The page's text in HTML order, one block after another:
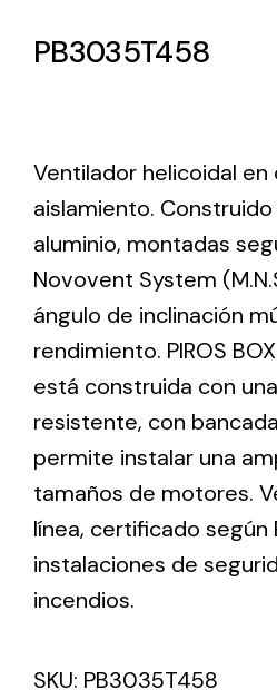
Amplia gama de ventiladores
Ventilation
The incorporation of
meant a greater offer of
different uses
Iluminación Solar
Variedad de soluciones
de necesidades.
PB3035T458
Ventilador helicoidal en
aislamiento.
aluminio, montadas
Novovent System
ángulo de inclinación
rendimiento. PIROS
está construida con
resistente, con
permite instalar una
tamaños de motores.
línea, certificado según
instalaciones de
incendios.
SKU: PB3035T458